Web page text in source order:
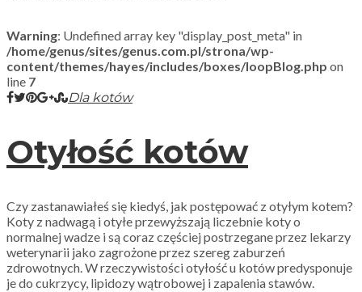
Warning: Undefined array key "display_post_meta" in
/home/genus/sites/genus.com.pl/strona/wp-
content/themes/hayes/includes/boxes/loopBlog.php on
line 7
Dla kotów
Otyłość kotów
Czy zastanawiałeś się kiedyś, jak postępować z otyłym kotem?
Koty z nadwagą i otyłe przewyższają liczebnie koty o
normalnej wadze i są coraz częściej postrzegane przez lekarzy
weterynarii jako zagrożone przez szereg zaburzeń
zdrowotnych. W rzeczywistości otyłość u kotów predysponuje
je do cukrzycy, lipidozy wątrobowej i zapalenia stawów.